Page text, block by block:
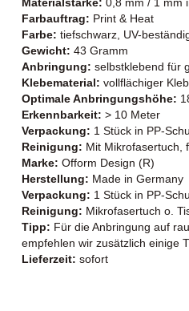
Materialstärke: 0,8 mm / 1 mm
Farbauftrag: Print & Heat
Farbe: tiefschwarz, UV-
Gewicht: 43 Gramm
Anbringung: selbstklebend für
Klebematerial: vollflächiger
Optimale Anbringungshöhe:
Erkennbarkeit: > 10 Meter
Verpackung: 1 Stück in PP-
Reinigung: Mit Mikrofasertuch,
Marke: Ofform Design (R)
Herstellung: Made in Germany
Verpackung: 1 Stück in PP-
Reinigung: Mikrofasertuch o.
Tipp: Für die Anbringung auf
empfehlen wir zusätzlich einige
Lieferzeit: sofort